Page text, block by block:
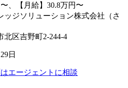
〜、【月給】30.8万円〜
ッジソリューション株式会社（さ
北区吉野町2-244-4
日
はエージェントに相談